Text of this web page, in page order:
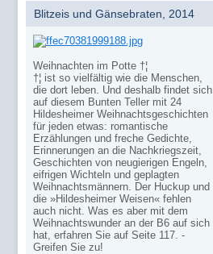
Blitzeis und Gänsebraten, 2014
Weihnachten im Potte †¦
†¦ ist so vielfältig wie die Menschen,
die dort leben. Und deshalb findet sich
auf diesem Bunten Teller mit 24
Hildesheimer Weihnachtsgeschichten
für jeden etwas: romantische
Erzählungen und freche Gedichte,
Erinnerungen an die Nachkriegszeit,
Geschichten von neugierigen Engeln,
eifrigen Wichteln und geplagten
Weihnachtsmännern. Der Huckup und
die »Hildesheimer Weisen« fehlen
auch nicht. Was es aber mit dem
Weihnachtswunder an der B6 auf sich
hat, erfahren Sie auf Seite 117. -
Greifen Sie zu!